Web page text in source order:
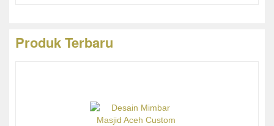
Produk Terbaru